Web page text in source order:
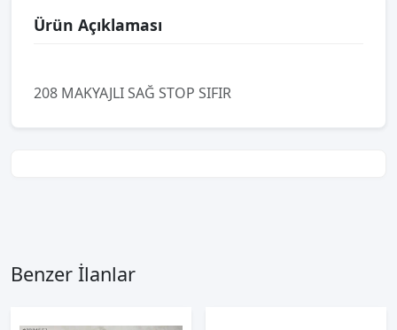
Ürün Açıklaması
208 MAKYAJLI SAĞ STOP SIFIR
Benzer İlanlar